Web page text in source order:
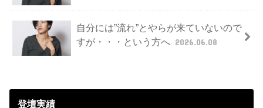
自分には”流れ”とやらが来ていないので
すが・・・という方へ 2026.06.08
登壇実績